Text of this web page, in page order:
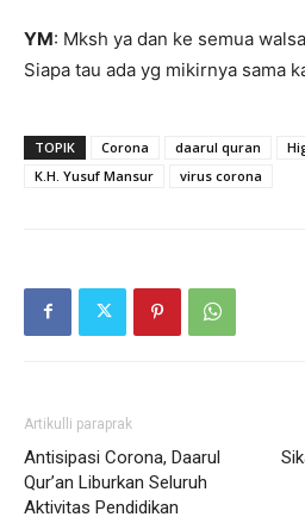
YM: Mksh ya dan ke semua
Siapa tau ada yg mikirnya sama
TOPIK Corona daarul quran
K.H. Yusuf Mansur
virus corona
Artikulli paraprak
Antisipasi Corona, Daarul
Qur’an Liburkan Seluruh
Aktivitas Pendidikan